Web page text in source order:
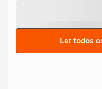
Ler todos